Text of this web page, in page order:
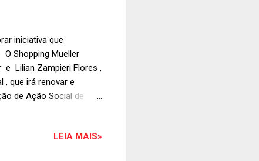
iniciativa que
Shopping Mueller
Lilian Zampieri Flores ,
que irá renovar e
de Ação Social de
LEIA MAIS»